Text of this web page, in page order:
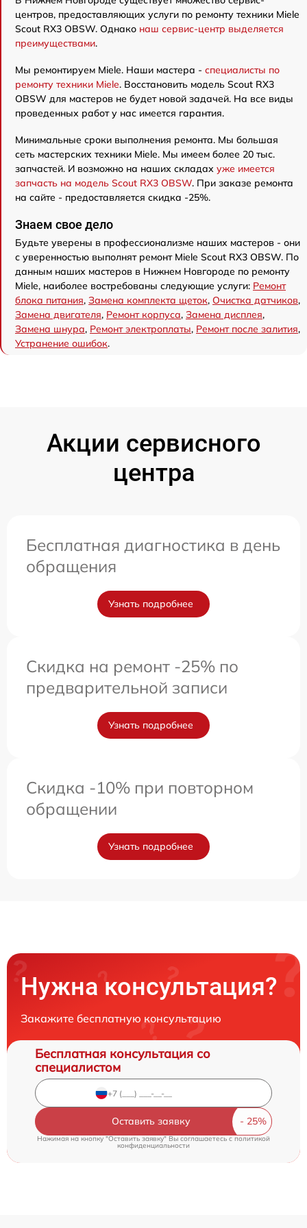
центров, предоставляющих услуги по ремонту техники Miele
Scout RX3 OBSW. Однако наш сервис-центр выделяется
преимуществами.
Мы ремонтируем Miele. Наши мастера - специалисты по
ремонту техники Miele. Восстановить модель Scout RX3
OBSW для мастеров не будет новой задачей. На все виды
проведенных работ у нас имеется гарантия.
Минимальные сроки выполнения ремонта. Мы большая
сеть мастерских техники Miele. Мы имеем более 20 тыс.
запчастей. И возможно на наших складах уже имеется
запчасть на модель Scout RX3 OBSW. При заказе ремонта
на сайте - предоставляется скидка -25%.
Знаем свое дело
Будьте уверены в профессионализме наших мастеров - они
с уверенностью выполнят ремонт Miele Scout RX3 OBSW. По
данным наших мастеров в Нижнем Новгороде по ремонту
Miele, наиболее востребованы следующие услуги: Ремонт
блока питания, Замена комплекта щеток, Очистка датчиков,
Замена двигателя, Ремонт корпуса, Замена дисплея,
Замена шнура, Ремонт электроплаты, Ремонт после залития,
Устранение ошибок.
Акции сервисного
центра
Бесплатная диагностика в день
обращения
Узнать подробнее
Скидка на ремонт -25% по
предварительной записи
Узнать подробнее
Скидка -10% при повторном
обращении
Узнать подробнее
Нужна консультация?
Закажите бесплатную консультацию
Бесплатная консультация со
специалистом
Оставить заявку
Нажимая на кнопку "Оставить заявку" Вы соглашаетесь cполитикой
конфиденциальности